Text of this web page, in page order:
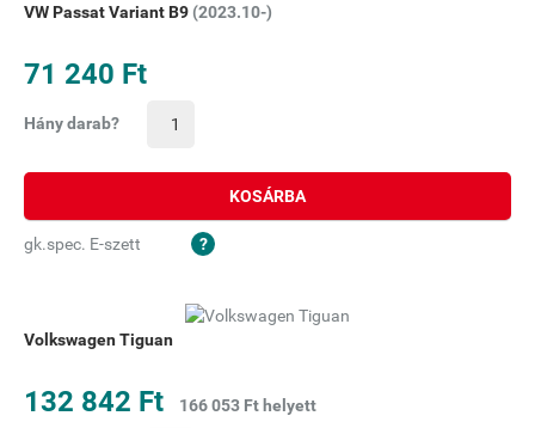
VW Passat Variant B9 (2023.10-)
71 240 Ft
Hány darab?
KOSÁRBA
gk.spec. E-szett
Volkswagen Tiguan
132 842 Ft 166 053 Ft helyett